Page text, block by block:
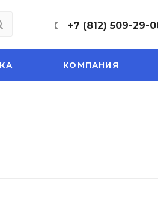
+7 (812) 509-29-
КОМПАНИЯ